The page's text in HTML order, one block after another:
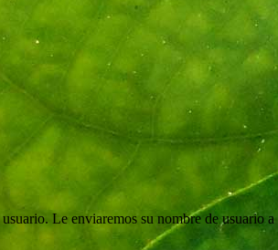
Le enviaremos su nombre de usuario